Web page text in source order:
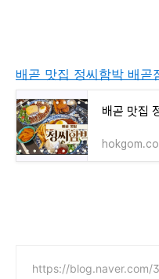
배곧 맛집 정씨함박 배곧
배곧 맛집
https://blog.naver.com/